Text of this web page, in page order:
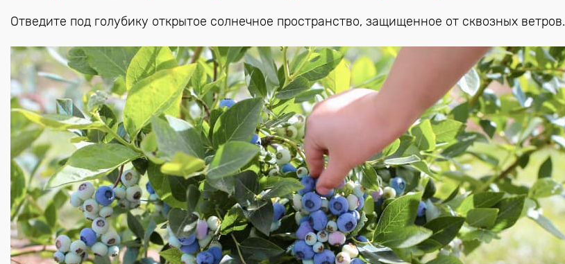
Отведите под голубику открытое солнечное пространство, защищенное от сквозных ветров.